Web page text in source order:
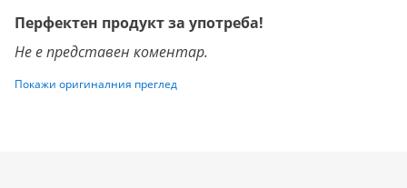
Перфектен продукт за употреба!
Не е представен коментар.
Покажи оригиналния преглед